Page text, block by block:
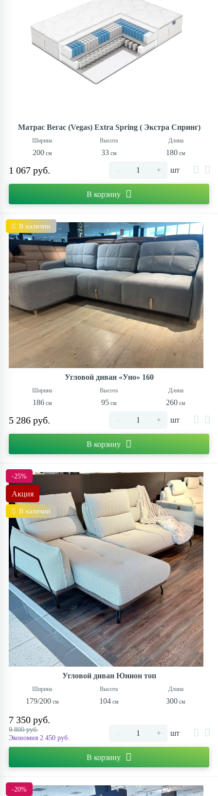
Матрас Вегас (Vegas) Extra Spring ( Экстра Спринг)
200 33 180
1 067 руб. - + шт
В корзину
В наличии
Угловой диван «Уно» 160
186 95 260
5 286 руб. - + шт
В корзину
-25%
Акция
В наличии
Угловой диван Юнион топ
179/200 104 300
7 350 руб.
9 800 руб.
Экономия 2 450 руб.
- + шт
В корзину
-20%